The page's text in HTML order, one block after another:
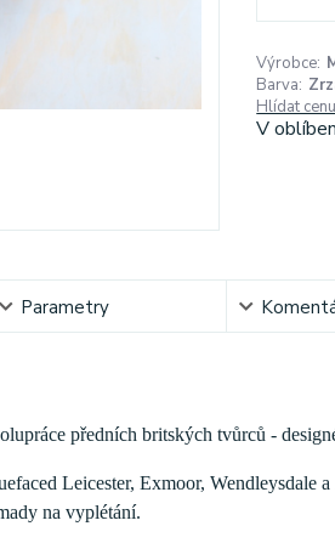
Výrobce:
Barva:
Hlídat
V
Parametry
předních britských tvůrců -
Leicester, Exmoor, Wendleysdale
na vyplétání.